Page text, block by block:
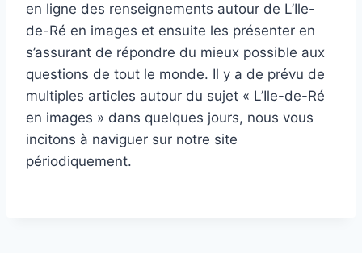
en ligne des renseignements autour de L’Ile-
de-Ré en images et ensuite les présenter en
s’assurant de répondre du mieux possible aux
questions de tout le monde. Il y a de prévu de
multiples articles autour du sujet « L’Ile-de-Ré
en images » dans quelques jours, nous vous
incitons à naviguer sur notre site
périodiquement.